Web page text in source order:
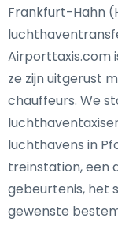
Frankfurt-Hahn
Airporttaxis.com
ze zijn uitgerust
chauffeurs. We
luchthavens in
treinstation, een
gebeurtenis, het
gewenste